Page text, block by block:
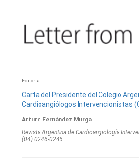
Editorial
Carta del Presidente del Colegio
Cardioangiólogos Intervencionistas
Arturo Fernández Murga
Revista Argentina de Cardioangiologí­a
(04):0246-0246